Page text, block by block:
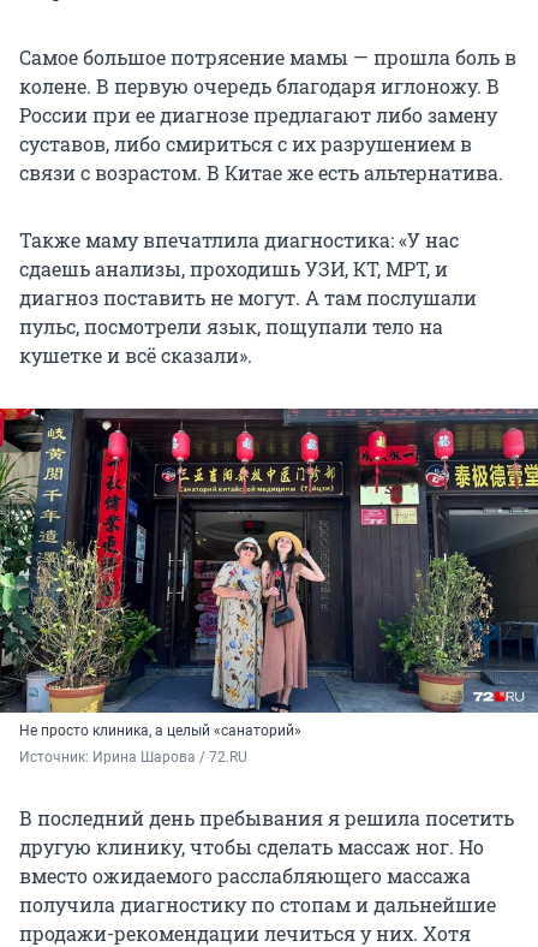
Самое большое потрясение мамы — прошла боль в
колене. В первую очередь благодаря иглоножу. В
России при ее диагнозе предлагают либо замену
суставов, либо смириться с их разрушением в
связи с возрастом. В Китае же есть альтернатива.
Также маму впечатлила диагностика: «У нас
сдаешь анализы, проходишь УЗИ, КТ, МРТ, и
диагноз поставить не могут. А там послушали
пульс, посмотрели язык, пощупали тело на
кушетке и всё сказали».
Не просто клиника, а целый «санаторий»
Источник: Ирина Шарова / 72.RU
В последний день пребывания я решила посетить
другую клинику, чтобы сделать массаж ног. Но
вместо ожидаемого расслабляющего массажа
получила диагностику по стопам и дальнейшие
продажи-рекомендации лечиться у них. Хотя